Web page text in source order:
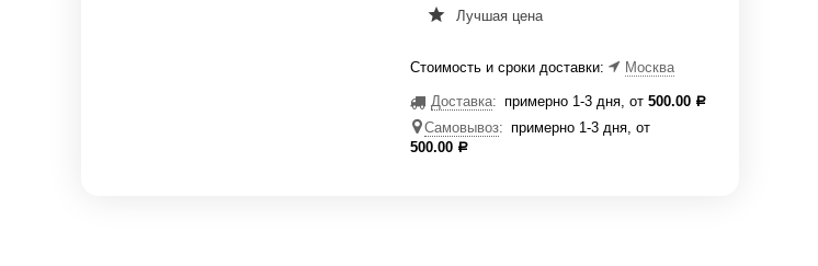
Лучшая цена
Стоимость и сроки доставки: Москва
Доставка: примерно 1-3 дня, от500.00 Р
Самовывоз: примерно 1-3 дня, от
500.00 Р